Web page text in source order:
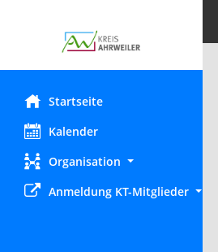
Startseite
Kalender
Organisation
Anmeldung KT-Mitglieder